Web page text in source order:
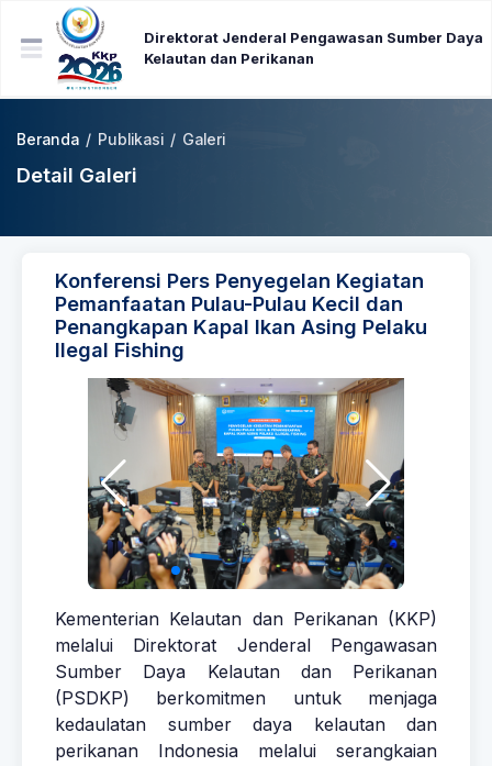
Direktorat Jenderal Pengawasan Sumber Daya
Kelautan dan Perikanan
Beranda / Publikasi / Galeri
Detail Galeri
Konferensi Pers Penyegelan Kegiatan
Pemanfaatan Pulau-Pulau Kecil dan
Penangkapan Kapal Ikan Asing Pelaku
Ilegal Fishing
Kementerian Kelautan dan Perikanan (KKP)
melalui Direktorat Jenderal Pengawasan
Sumber Daya Kelautan dan Perikanan
(PSDKP) berkomitmen untuk menjaga
kedaulatan sumber daya kelautan dan
perikanan Indonesia melalui serangkaian